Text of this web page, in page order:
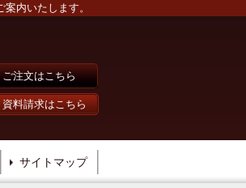
内いたします。
ご注文はこちら
資料請求はこちら
サイトマップ